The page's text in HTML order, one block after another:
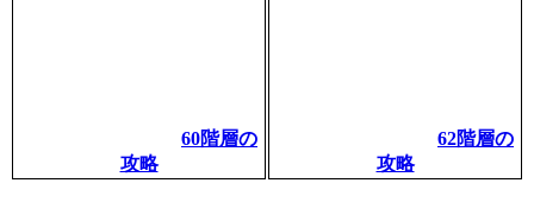
60階層の
攻略
62階層の
攻略